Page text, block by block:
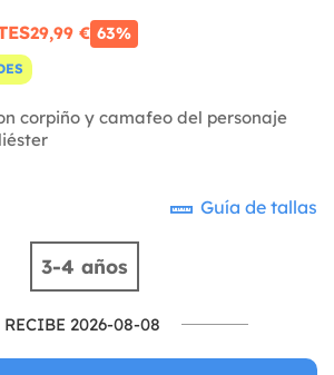
29,99 € 63%
corpiño y camafeo del personaje
Guía de tallas
3-4 años
RECIBE 2026-08-08